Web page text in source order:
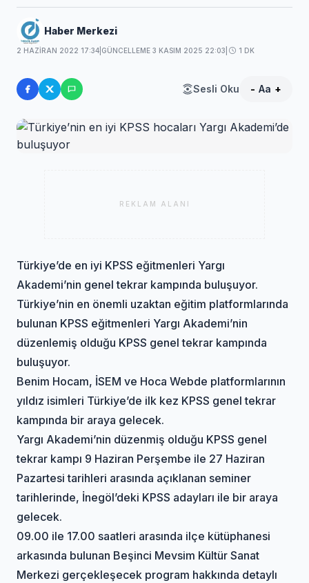
Haber Merkezi
2 HAZIRAN 2022 17:34 GÜNCELLEME 3 KASIM 2025 22:03 1 DK
Sesli Oku - Aa +
REKLAM ALANI
Türkiye’de en iyi KPSS eğitmenleri Yargı
Akademi’nin genel tekrar kampında buluşuyor.
Türkiye’nin en önemli uzaktan eğitim platformlarında
bulunan KPSS eğitmenleri Yargı Akademi’nin
düzenlemiş olduğu KPSS genel tekrar kampında
buluşuyor.
Benim Hocam, İSEM ve Hoca Webde platformlarının
yıldız isimleri Türkiye’de ilk kez KPSS genel tekrar
kampında bir araya gelecek.
Yargı Akademi’nin düzenmiş olduğu KPSS genel
tekrar kampı 9 Haziran Perşembe ile 27 Haziran
Pazartesi tarihleri arasında açıklanan seminer
tarihlerinde, İnegöl’deki KPSS adayları ile bir araya
gelecek.
09.00 ile 17.00 saatleri arasında ilçe kütüphanesi
arkasında bulunan Beşinci Mevsim Kültür Sanat
Merkezi gerçekleşecek program hakkında detaylı